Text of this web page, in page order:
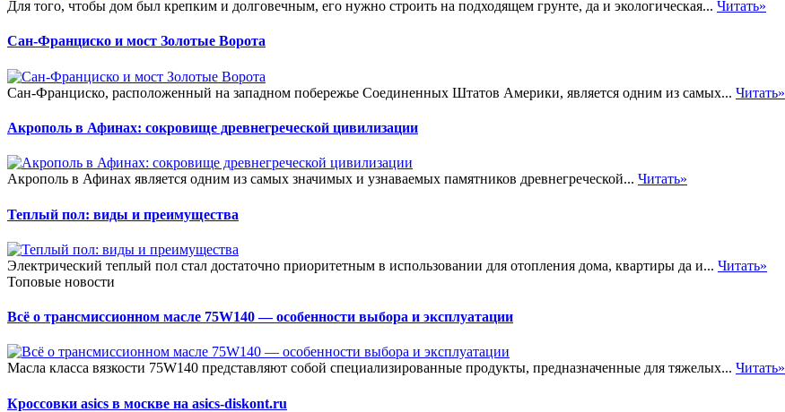
Для того, чтобы дом был крепким и долговечным, его нужно строить на подходящем грунте, да и экологическая... Читать»
Сан-Франциско и мост Золотые Ворота
Сан-Франциско, расположенный на западном побережье Соединенных Штатов Америки, является одним из самых... Читать»
Акрополь в Афинах: сокровище древнегреческой цивилизации
Акрополь в Афинах является одним из самых значимых и узнаваемых памятников древнегреческой... Читать»
Теплый пол: виды и преимущества
Электрический теплый пол стал достаточно приоритетным в использовании для отопления дома, квартиры да и... Читать»
Топовые новости
Всё о трансмиссионном масле 75W140 — особенности выбора и эксплуатации
Масла класса вязкости 75W140 представляют собой специализированные продукты, предназначенные для тяжелых... Читать»
Кроссовки asics в москве на asics-diskont.ru